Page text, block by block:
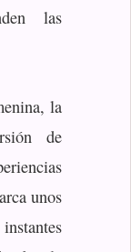
las
la
de
unos